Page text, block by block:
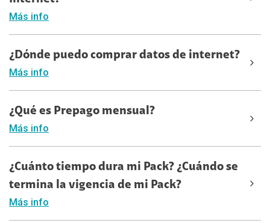
Más info
¿Dónde puedo comprar datos de internet?
Más info
¿Qué es Prepago mensual?
Más info
¿Cuánto tiempo dura mi Pack? ¿Cuándo se
termina la vigencia de mi Pack?
Más info